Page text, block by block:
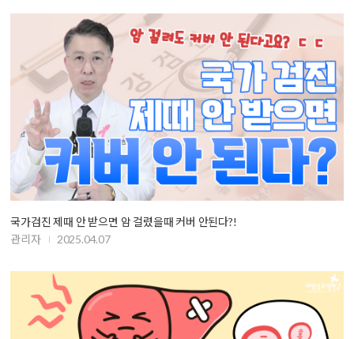
국가검진 제때 안 받으면 암 걸렸을때 커버 안된다?!
관리자
2025.04.07